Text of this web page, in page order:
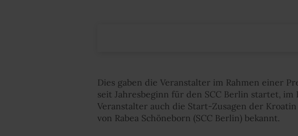
Dies gaben die Veranstalter im Rahmen einer
seit Jahresbeginn für den SCC Berlin startet,
Veranstalter auch die Start-Zusagen der
von Rabea Schöneborn (SCC Berlin) bekannt.